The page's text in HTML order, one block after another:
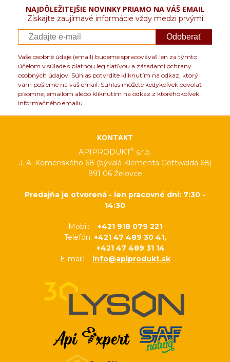
NAJDÔLEŽITEJŠIE NOVINKY PRIAMO NA VÁŠ EMAIL
Získajte zaujímavé informácie vždy medzi prvými
Odoberať
Vaše osobné údaje (email) budeme spracovávať len za týmto
účelom v súlade s platnou legislatívou a zásadami ochrany
osobných údajov. Súhlas potvrdíte kliknutím na odkaz, ktorý
vám pošleme na váš email. Súhlas môžete kedykoľvek odvolať
písomne, emailom alebo kliknutím na odkaz z ktoréhokoľvek
informačného emailu.
KONTAKT
APIPRODUKT® s.r.o.
J. A. Komenského 68 (bývalá Klementa Gottwalda 68)
991 06 Želovce
Predajňa je otvorená - len pracovné dni: 7:30 -
14:30
Mobil: +421 918 079 221
Telefón: +421 47 489 30 41,
+421 47 489 31 14
E-mail: info@apiprodukt.sk